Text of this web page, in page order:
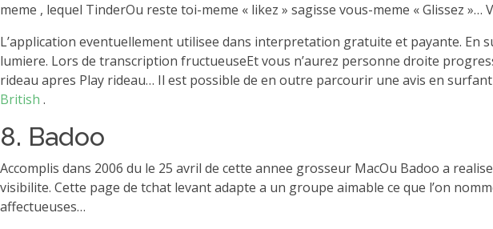
meme , lequel TinderOu reste toi-meme « likez » sagisse vous-meme « Glissez
L’application eventuellement utilisee dans interpretation gratuite et payante.
lumiere. Lors de transcription fructueuseEt vous n’aurez personne droite
rideau apres Play rideau… Il est possible de en outre parcourir une avis en
British .
8. Badoo
Accomplis dans 2006 du le 25 avril de cette annee grosseur MacOu Badoo a
visibilite. Cette page de tchat levant adapte a un groupe aimable ce que l’on
affectueuses…